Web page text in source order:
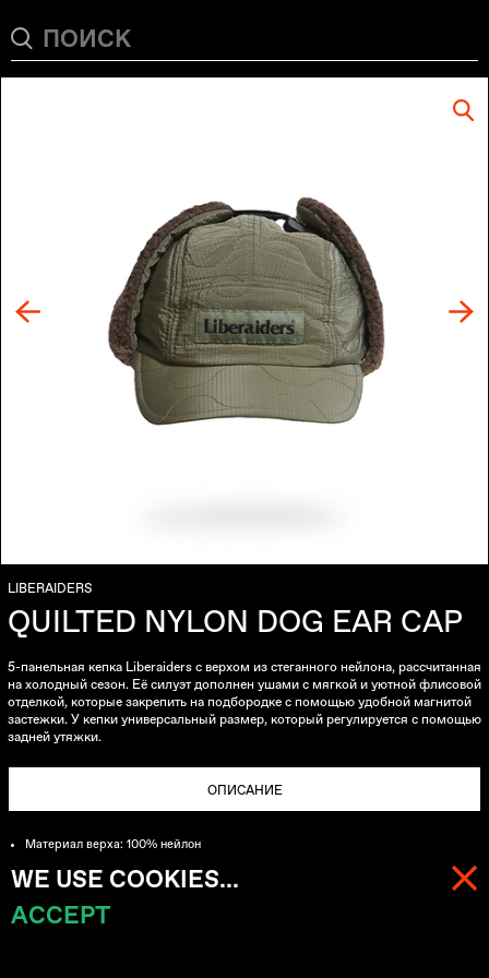
МЕНЮ
LIBERAIDERS
QUILTED NYLON DOG EAR CAP
5-панельная кепка Liberaiders с верхом из стеганного нейлона, рассчитанная
на холодный сезон. Её силуэт дополнен ушами с мягкой и уютной флисовой
отделкой, которые закрепить на подбородке с помощью удобной магнитой
застежки. У кепки универсальный размер, который регулируется с помощью
задней утяжки.
ОПИСАНИЕ
Материал верха: 100% нейлон
Верх из стеганого нейлона напоминает внешний вид винтажных военных
лайнеров
Подклад: 100% полиэстер
WE USE COOKIES...
ACCEPT